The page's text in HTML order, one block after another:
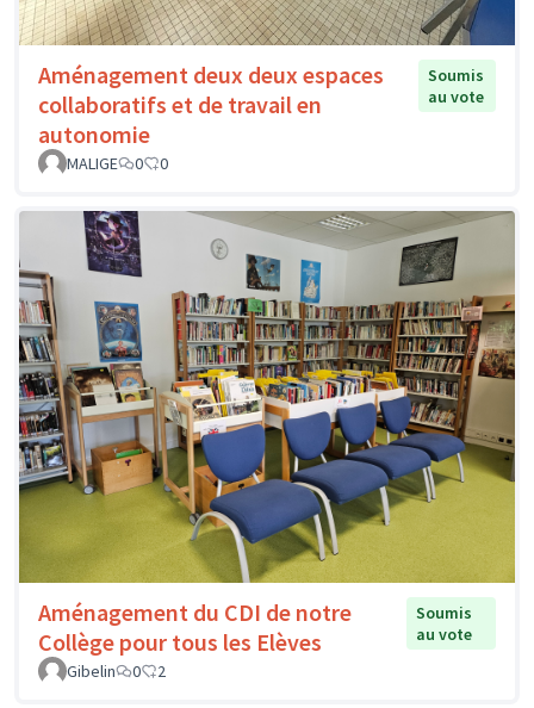
Aménagement deux deux espaces
collaboratifs et de travail en
autonomie
Soumis
au vote
MALIGE 0 0
Aménagement du CDI de notre
Collège pour tous les Elèves
Soumis
au vote
Gibelin
0 2